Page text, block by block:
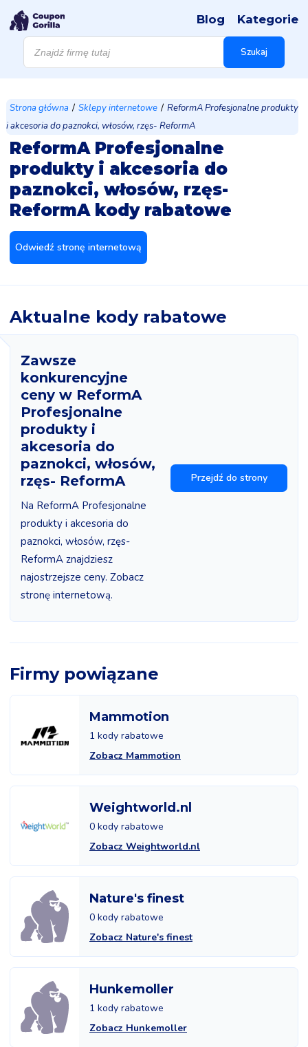
Wyszukiwarka
produktów Szukaj
Blog Kategorie
Strona główna / Sklepy internetowe / ReformA Profesjonalne produkty
i akcesoria do paznokci, włosów, rzęs- ReformA
ReformA Profesjonalne
produkty i akcesoria do
paznokci, włosów, rzęs-
ReformA kody rabatowe
Odwiedź stronę internetową
Aktualne kody rabatowe
Zawsze
konkurencyjne
ceny w ReformA
Profesjonalne
produkty i
akcesoria do
paznokci, włosów,
rzęs- ReformA
Na ReformA Profesjonalne
produkty i akcesoria do
paznokci, włosów, rzęs-
ReformA znajdziesz
najostrzejsze ceny. Zobacz
stronę internetową.
Przejdź do strony
Firmy powiązane
Mammotion
1 kody rabatowe
Zobacz Mammotion
Weightworld.nl
0 kody rabatowe
Zobacz Weightworld.nl
Nature's finest
0 kody rabatowe
Zobacz Nature's finest
Hunkemoller
1 kody rabatowe
Zobacz Hunkemoller